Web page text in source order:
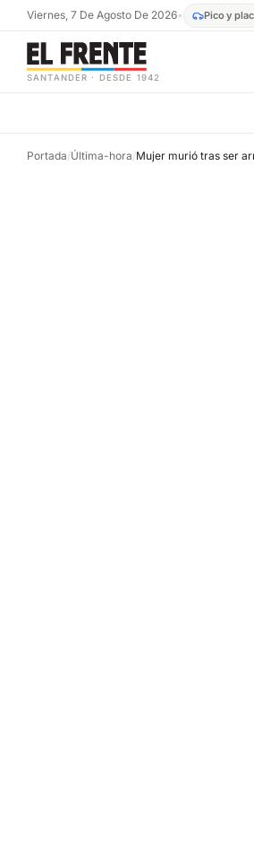
Viernes, 7 De Agosto De 2026• Pico y
SANTANDER · DESDE 1942
Portada/Última-hora/